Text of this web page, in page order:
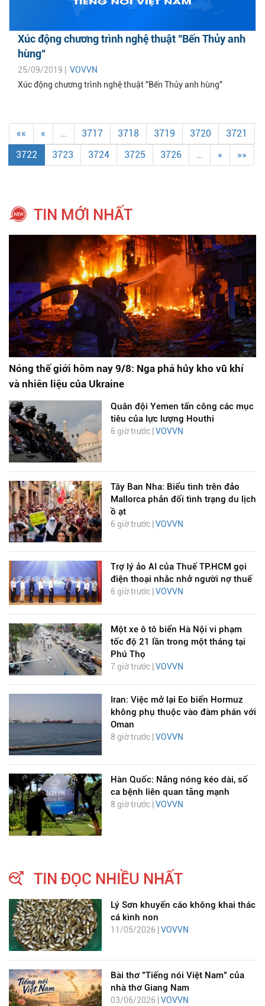
Xúc động chương trình nghệ thuật "Bến Thủy anh
hùng"
25/09/2019 | VOVVN
Xúc động chương trình nghệ thuật "Bến Thủy anh hùng"
«« « … 3717 3718 3719 3720
3721
3722
3723 3724 3725 3726 … » »»
TIN MỚI NHẤT
Nóng thế giới hôm nay 9/8: Nga phá hủy kho vũ khí
và nhiên liệu của Ukraine
Quân đội Yemen tấn công các mục
tiêu của lực lượng Houthi
6 giờ trước | VOVVN
Tây Ban Nha: Biểu tình trên đảo
Mallorca phản đối tình trạng du lịch
ồ ạt
6 giờ trước | VOVVN
Trợ lý ảo AI của Thuế TP.HCM gọi
điện thoại nhắc nhở người nợ thuế
6 giờ trước | VOVVN
Một xe ô tô biển Hà Nội vi phạm
tốc độ 21 lần trong một tháng tại
Phú Thọ
7 giờ trước | VOVVN
Iran: Việc mở lại Eo biển Hormuz
không phụ thuộc vào đàm phán với
Oman
8 giờ trước | VOVVN
Hàn Quốc: Nắng nóng kéo dài, số
ca bệnh liên quan tăng mạnh
8 giờ trước | VOVVN
TIN ĐỌC NHIỀU NHẤT
Lý Sơn khuyến cáo không khai thác
cá kình non
11/05/2026 | VOVVN
Bài thơ "Tiếng nói Việt Nam" của
nhà thơ Giang Nam
03/06/2026 |VOVVN